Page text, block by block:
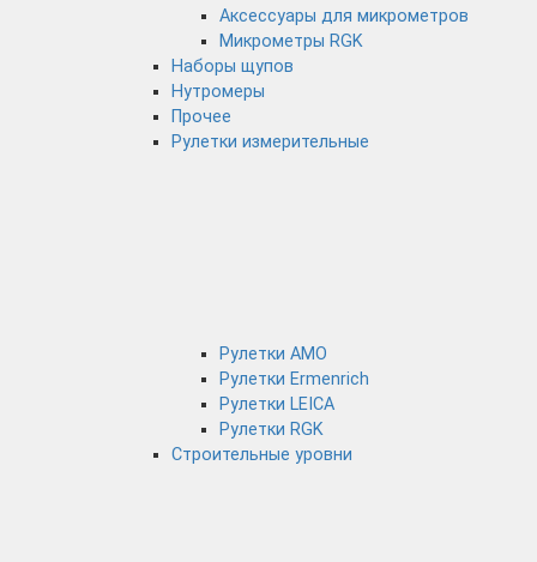
Аксессуары для микрометров
Микрометры RGK
Наборы щупов
Нутромеры
Прочее
Рулетки измерительные
Рулетки AMO
Рулетки Ermenrich
Рулетки LEICA
Рулетки RGK
Строительные уровни